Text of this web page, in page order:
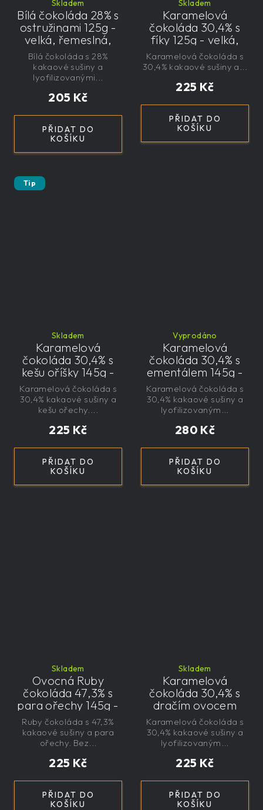
Skladem
Bílá čokoláda 28% s
ostružinami 125g -
velká, řemeslná,
exkluzivní, dárková
205 Kč
PŘIDAT DO
KOŠÍKU
Bílá čokoláda s 28%
kakaové sušiny a
lyofilizovanými...
Skladem
Karamelová
čokoláda 30,4% s
fíky 125g - velká,
řemeslná,
exkluzivní, dárková
225 Kč
PŘIDAT DO
KOŠÍKU
Karamelová čokoláda s
30,4% kakaové sušiny a...
Tip
Skladem
Karamelová
čokoláda 30,4% s
kešu oříšky 145g -
velká, řemeslná,
exkluzivní, dárková
225 Kč
PŘIDAT DO
KOŠÍKU
Karamelová čokoláda s
30,4% kakaové sušiny a
kešu ořechy....
Vyprodáno
Karamelová
čokoláda 30,4% s
ementálem 145g -
velká, řemeslná,
exkluzivní, dárková
280 Kč
PŘIDAT DO
KOŠÍKU
Karamelová čokoláda s
30,4% kakaové sušiny a
lyofilizovaným...
Skladem
Ovocná Ruby
čokoláda 47,3% s
para ořechy 145g -
velká, řemeslná,
exkluzivní, dárková
225 Kč
PŘIDAT DO
KOŠÍKU
Ruby čokoláda s 47,3%
kakaové sušiny a para
ořechy. Bez...
Skladem
Karamelová
čokoláda 30,4% s
dračím ovocem
125g - velká,
řemeslná,
exkluzivní, dárková
225 Kč
PŘIDAT DO
KOŠÍKU
Karamelová čokoláda s
30,4% kakaové sušiny a
lyofilizovaným...